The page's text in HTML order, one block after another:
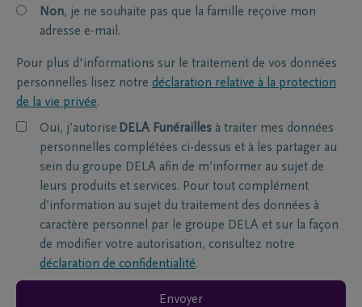
Non, je ne souhaite pas que la famille reçoive mon
adresse e-mail.
Pour plus d'informations sur le traitement de vos données
personnelles lisez notre déclaration relative à la protection
de la vie privée.
Oui, j’autorise DELA Funérailles à traiter mes données
personnelles complétées ci-dessus et à les partager au
sein du groupe DELA afin de m’informer au sujet de
leurs produits et services. Pour tout complément
d’information au sujet du traitement des données à
caractère personnel par le groupe DELA et sur la façon
de modifier votre autorisation, consultez notre
déclaration de confidentialité.
Envoyer